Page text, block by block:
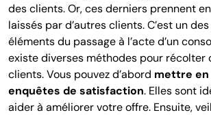
des clients. Or, ces derniers prennent
laissés par d’autres clients. C’est un
éléments du passage à l’acte d’un
existe diverses méthodes pour récolter
clients. Vous pouvez d’abord mettre en
enquêtes de satisfaction. Elles sont
aider à améliorer votre offre. Ensuite,